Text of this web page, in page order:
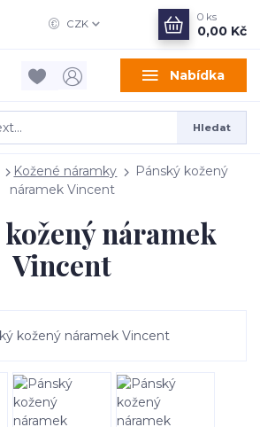
Nabídka
CZK
Hledat
0 ks
0,00 Kč
Kožené náramky
Pánský kožený
náramek Vincent
náramek
Vincent